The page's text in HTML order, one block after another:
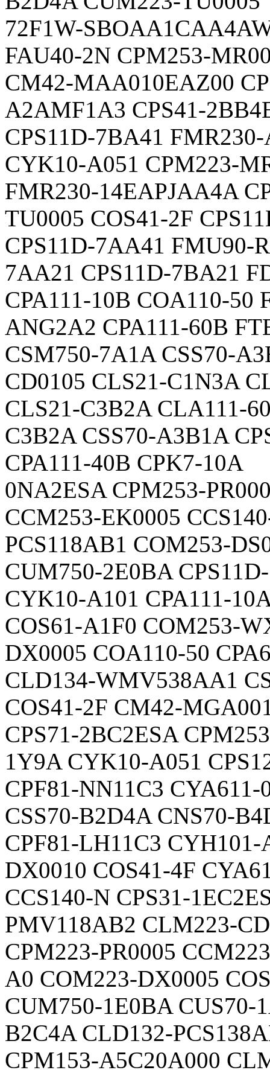
72F1W-
FAU40-2N CPM253-
CM42-MAA010EAZ00
A2AMF1A3 CPS41-
CPS11D-7BA41
CYK10-A051 CPM223-
FMR230-14EAPJAA4A
TU0005 COS41-2F
CPS11D-7AA41 FMU90-
7AA21 CPS11D-7BA21
CPA111-10B COA110-
ANG2A2 CPA111-60B
CSM750-7A1A CSS70-
CD0105 CLS21-C1N3A
CLS21-C3B2A CLA111-
C3B2A CSS70-A3B1A
CPA111-40B CPK7-10A
0NA2ESA CPM253-
CCM253-EK0005
PCS118AB1 COM253-
CUM750-2E0BA
CYK10-A101 CPA111-
COS61-A1F0 COM253-
DX0005 COA110-50
CLD134-WMV538AA1
COS41-2F CM42-
CPS71-2BC2ESA
1Y9A CYK10-A051
CPF81-NN11C3
CSS70-B2D4A CNS70-
CPF81-LH11C3
DX0010 COS41-4F
CCS140-N CPS31-
PMV118AB2 CLM223-
CPM223-PR0005
A0 COM223-DX0005
CUM750-1E0BA CUS70-
B2C4A CLD132-
CPM153-A5C20A000